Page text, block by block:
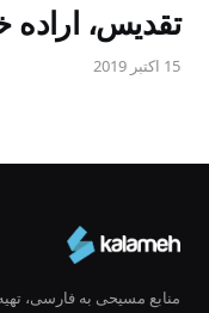
تقدیس، اراده
15 اکتبر 2019
منابع مسیحی به فارسی،